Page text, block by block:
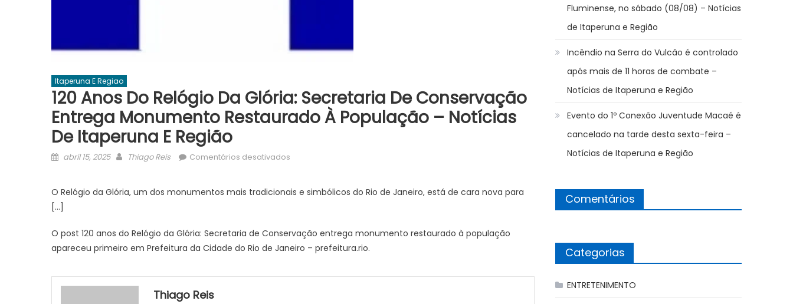
Itaperuna E Regiao
120 Anos Do Relógio Da Glória: Secretaria De Conservação
Entrega Monumento Restaurado À População – Notícias
De Itaperuna E Região
Posted
abril 15, 2025 Author
Thiago Reis Comentários desativados
do
Glória:
Secretaria
Conservação
O Relógio da Glória, um dos monumentos mais tradicionais e simbólicos do Rio de Janeiro, está de cara nova para
[…]
O post 120 anos do Relógio da Glória: Secretaria de Conservação entrega monumento restaurado à população
apareceu primeiro em Prefeitura da Cidade do Rio de Janeiro – prefeitura.rio.
Thiago Reis
Fluminense, no sábado (08/08) – Notícias
de Itaperuna e Região
Incêndio na Serra do Vulcão é controlado
após mais de 11 horas de combate –
Notícias de Itaperuna e Região
Evento do 1º Conexão Juventude Macaé é
cancelado na tarde desta sexta-feira –
Notícias de Itaperuna e Região
Comentários
Categorias
ENTRETENIMENTO